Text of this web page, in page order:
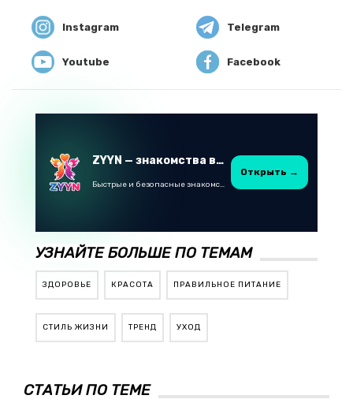
Instagram Telegram
Youtube Facebook
ZYYN — знакомства в Казахстане
Быстрые и безопасные знакомства в Telegram
Открыть →
УЗНАЙТЕ БОЛЬШЕ ПО ТЕМАМ
ЗДОРОВЬЕ КРАСОТА ПРАВИЛЬНОЕ ПИТАНИЕ
СТИЛЬ ЖИЗНИ ТРЕНД УХОД
СТАТЬИ ПО ТЕМЕ